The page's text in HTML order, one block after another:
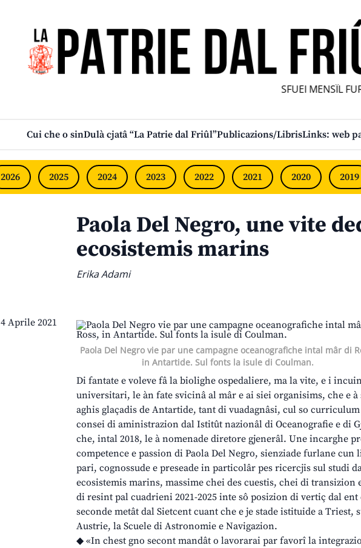
SFUEI MENSÎL
Cui che o sinDulà cjatâ “La Patrie dal Friûl”Publicazions/LibrisLinks: web
2026 2025 2024 2023 2022 2021 2020 2019
Paola Del Negro, une vite
ecosistemis marins
Erika Adami
4 Aprile 2021
Paola Del Negro vie par une campagne oceanografiche intal mâr di
in Antartide. Sul fonts la isule di Coulman.
Di fantate e voleve fâ la biolighe ospedaliere, ma la vite, e i
universitari, le àn fate svicinâ al mâr e ai siei organisims, che e
aghis glaçadis de Antartide, tant di vuadagnâsi, cul so
consei di aministrazion dal Istitût nazionâl di Oceanografie e di
che, intal 2018, le à nomenade diretore gjenerâl. Une incarghe
competence e passion di Paola Del Negro, sienziade furlane
pari, cognossude e preseade in particolâr pes ricercjis sul studi
ecosistemis marins, massime chei des cuestis, chei di transizion
di resint pal cuadrieni 2021-2025 inte sô posizion di vertiç dal
seconde metât dal Sietcent cuant che e je stade istituide a
Austrie, la Scuele di Astronomie e Navigazion.
◆ «In chest gno secont mandât o lavorarai par favorî la